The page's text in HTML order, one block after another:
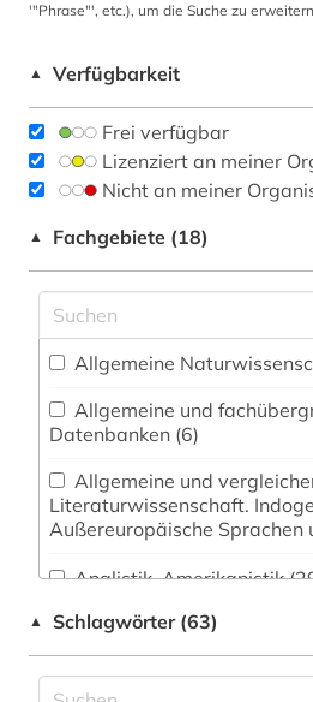
'"Phrase"', etc.), um die Suche zu
▲ Verfügbarkeit
Frei verfügbar
Lizenziert an meiner
Nicht an meiner
▲ Fachgebiete (18)
Datenbanken (6)
Literaturwissenschaft.
Anglistik.
Geographie (1)
Germanistik. Niederlandistik. Skandinavistik
▲ Schlagwörter (63)